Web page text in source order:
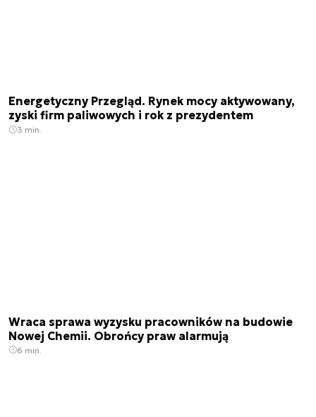
Energetyczny Przegląd. Rynek mocy aktywowany,
zyski firm paliwowych i rok z prezydentem
3 min.
Wraca sprawa wyzysku pracowników na budowie
Nowej Chemii. Obrońcy praw alarmują
6 min.